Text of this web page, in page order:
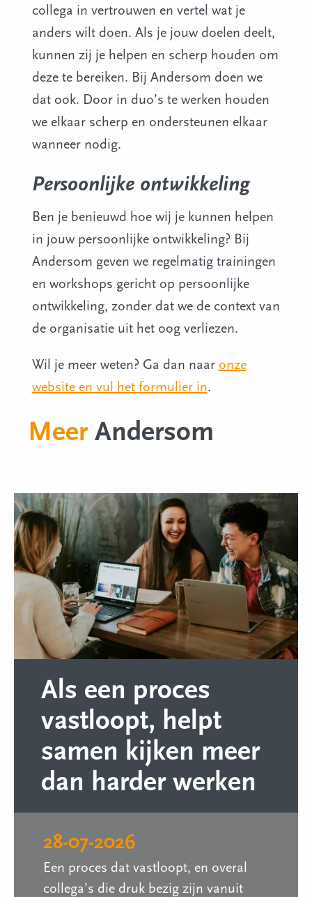
collega in vertrouwen en vertel wat je
anders wilt doen. Als je jouw doelen deelt,
kunnen zij je helpen en scherp houden om
deze te bereiken. Bij Andersom doen we
dat ook. Door in duo’s te werken houden
we elkaar scherp en ondersteunen elkaar
wanneer nodig.
Persoonlijke ontwikkeling
Ben je benieuwd hoe wij je kunnen helpen
in jouw persoonlijke ontwikkeling? Bij
Andersom geven we regelmatig trainingen
en workshops gericht op persoonlijke
ontwikkeling, zonder dat we de context van
de organisatie uit het oog verliezen.
Wil je meer weten? Ga dan naar onze
website en vul het formulier in.
MeerAndersom
Als een proces
vastloopt, helpt
samen kijken meer
dan harder werken
28-07-2026
Een proces dat vastloopt, en overal
collega’s die druk bezig zijn vanuit